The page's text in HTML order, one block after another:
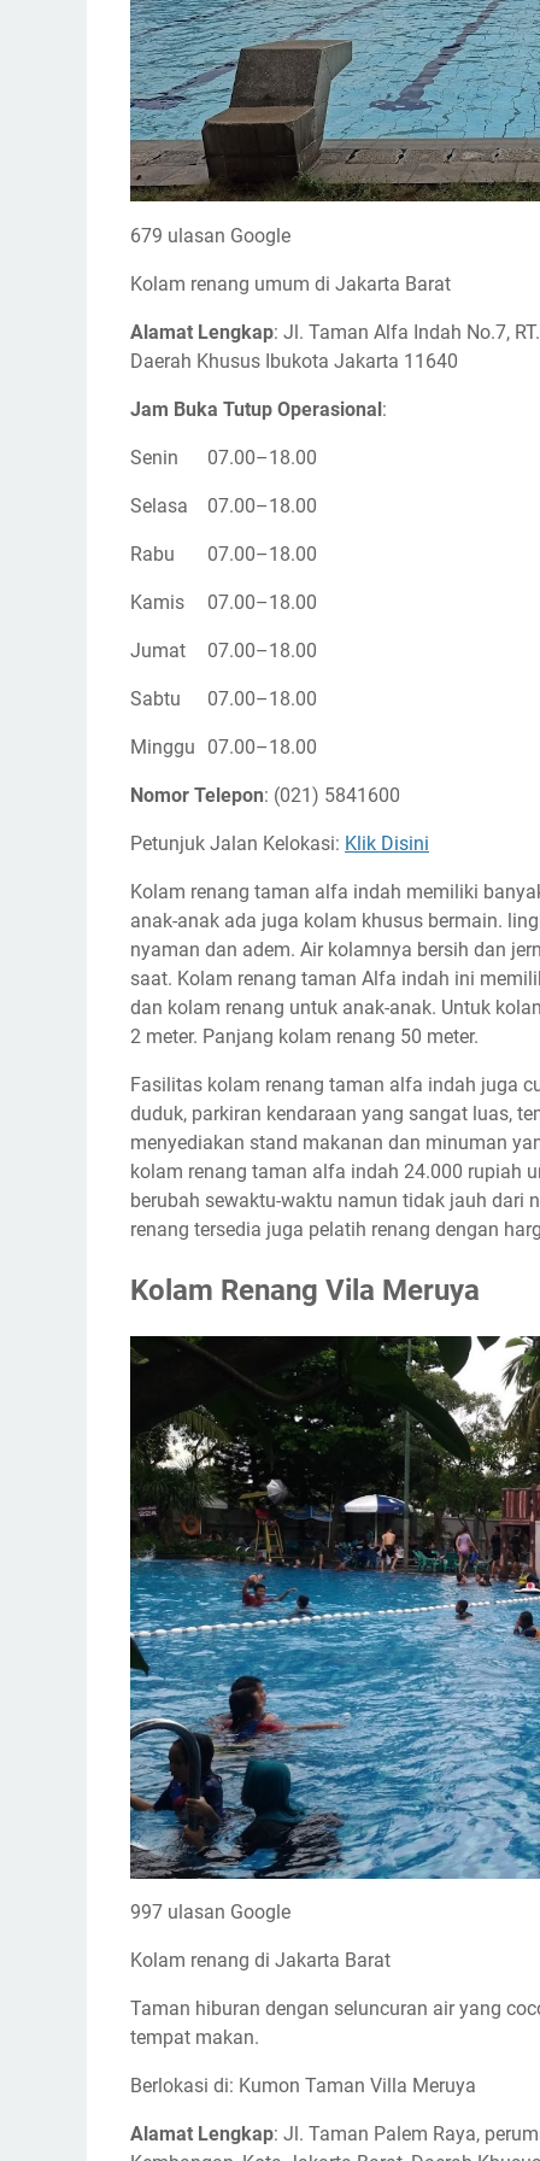
679 ulasan Google
Kolam renang umum di Jakarta Barat
Alamat Lengkap: Jl. Taman Alfa Indah No.7,
Daerah Khusus Ibukota Jakarta 11640
Jam Buka Tutup Operasional:
Senin 07.00–18.00
Selasa 07.00–18.00
Rabu 07.00–18.00
Kamis 07.00–18.00
Jumat 07.00–18.00
Sabtu 07.00–18.00
Minggu 07.00–18.00
Nomor Telepon: (021) 5841600
Petunjuk Jalan Kelokasi: Klik Disini
Kolam renang taman alfa indah memiliki
anak-anak ada juga kolam khusus bermain.
nyaman dan adem. Air kolamnya bersih dan
saat. Kolam renang taman Alfa indah ini
dan kolam renang untuk anak-anak. Untuk
2 meter. Panjang kolam renang 50 meter.
Fasilitas kolam renang taman alfa indah juga
duduk, parkiran kendaraan yang sangat luas,
menyediakan stand makanan dan minuman
kolam renang taman alfa indah 24.000 rupiah
berubah sewaktu-waktu namun tidak jauh dari
renang tersedia juga pelatih renang dengan
Kolam Renang Vila Meruya
997 ulasan Google
Kolam renang di Jakarta Barat
Taman hiburan dengan seluncuran air yang
tempat makan.
Berlokasi di: Kumon Taman Villa Meruya
Alamat Lengkap: Jl. Taman Palem Raya,